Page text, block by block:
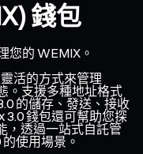
錢包
您的 WEMIX。
活的方式來管理
。支援多種地址格式
的儲存、發送、接收
3.0 錢包還可幫助您探
，透過一站式自託管
使用場景。